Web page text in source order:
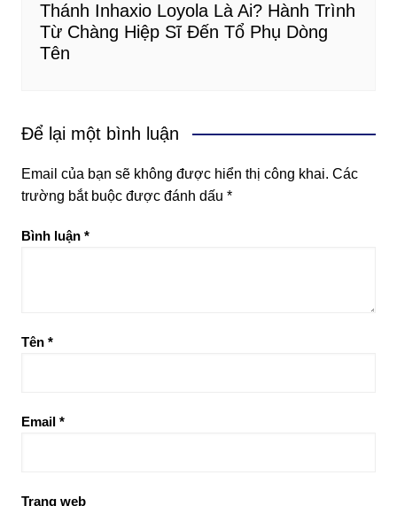
Thánh Inhaxio Loyola Là Ai? Hành Trình
Từ Chàng Hiệp Sĩ Đến Tổ Phụ Dòng
Tên
Để lại một bình luận
Email của bạn sẽ không được hiển thị công khai. Các
trường bắt buộc được đánh dấu *
Bình luận *
Tên *
Email *
Trang web